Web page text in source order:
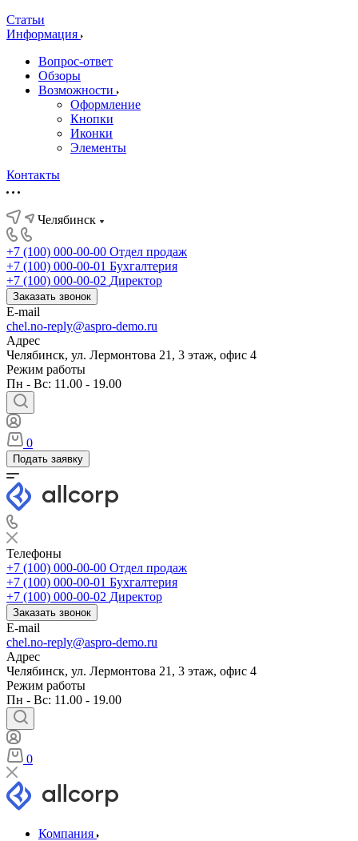
Статьи
Информация
Вопрос-ответ
Обзоры
Возможности
Оформление
Кнопки
Иконки
Элементы
Контакты
Челябинск
+7 (100) 000-00-00 Отдел продаж
+7 (100) 000-00-01 Бухгалтерия
+7 (100) 000-00-02 Директор
Заказать звонок
E-mail
chel.no-reply@aspro-demo.ru
Адрес
Челябинск, ул. Лермонтова 21, 3 этаж, офис 4
Режим работы
Пн - Вс: 11.00 - 19.00
0
Подать заявку
Телефоны
+7 (100) 000-00-00 Отдел продаж
+7 (100) 000-00-01 Бухгалтерия
+7 (100) 000-00-02 Директор
Заказать звонок
E-mail
chel.no-reply@aspro-demo.ru
Адрес
Челябинск, ул. Лермонтова 21, 3 этаж, офис 4
Режим работы
Пн - Вс: 11.00 - 19.00
0
Компания